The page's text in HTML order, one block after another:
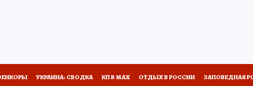
УКРАИНА: СВОДКА КП В МАХ ОТДЫХ В РОССИИ ЗАПОВЕДНАЯ